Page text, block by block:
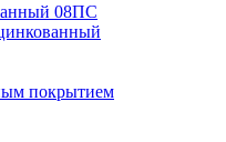
08ПС
покрытием